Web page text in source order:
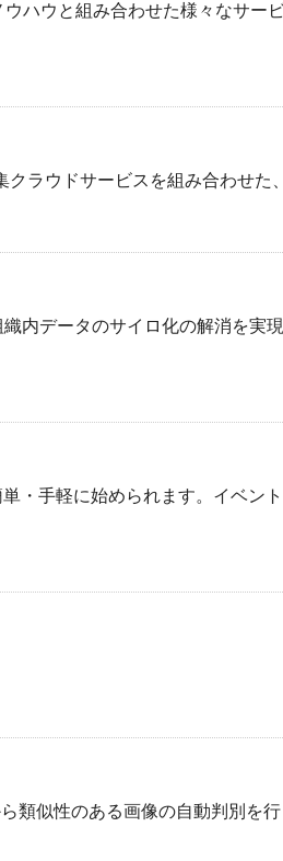
ハウと組み合わせた様々なサー
ラウドサービスを組み合わせた
内データのサイロ化の解消を実
・手軽に始められます。イベン
似性のある画像の自動判別を